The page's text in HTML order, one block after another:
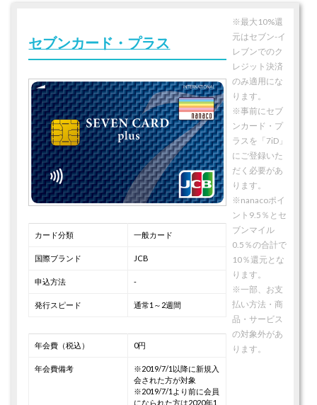
セブンカード・プラス
カード分類 一般カード
国際ブランド JCB
申込方法 -
発行スピード 通常1～2週間
年会費（税込） 0円
年会費備考
※2019/7/1以降に新規入
会された方が対象
※2019/7/1より前に会員
になられた方は2020年1
※最大10%還
元はセブン-イ
レブンでのク
レジット決済
のみ適用にな
ります。
※事前にセブ
ンカード・プ
ラスを「7iD」
にご登録いた
だく必要があ
ります。
※nanacoポイ
ント9.5％とセ
ブンマイル
0.5％の合計で
10％還元とな
ります。
※一部、お支
払い方法・商
品・サービス
の対象外があ
ります。